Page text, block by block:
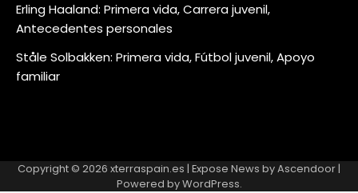
Erling Haaland: Primera vida, Carrera juvenil,
Antecedentes personales
Ståle Solbakken: Primera vida, Fútbol juvenil, Apoyo
familiar
Copyright © 2026 xterraspain.es | Expose News byAscendoor|
Powered byWordPress.